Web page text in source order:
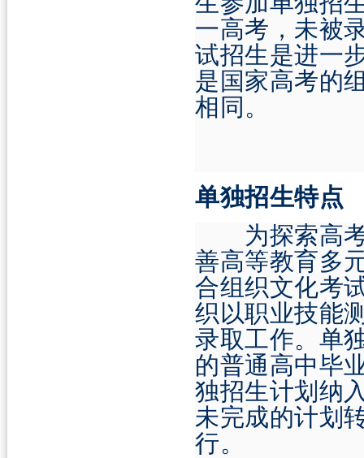
一高考，未被
试招生是进一
是国家高考的
相同。
单独招生特点
为探索高考
善高等教育多
合组织文化考
织以职业技能
录取工作。单
的普通高中毕
独招生计划纳
未完成的计划
行。